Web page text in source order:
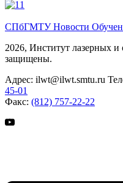
СПбГМТУНовости
2026, Институт лазерных
защищены.
Адрес: ilwt@ilwt.smtu.ru
45-01
Факс: (812) 757-22-22